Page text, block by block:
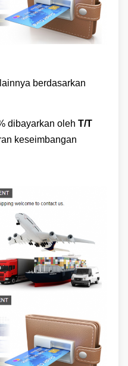
berdasarkan
dibayarkan oleh T/T
keseimbangan